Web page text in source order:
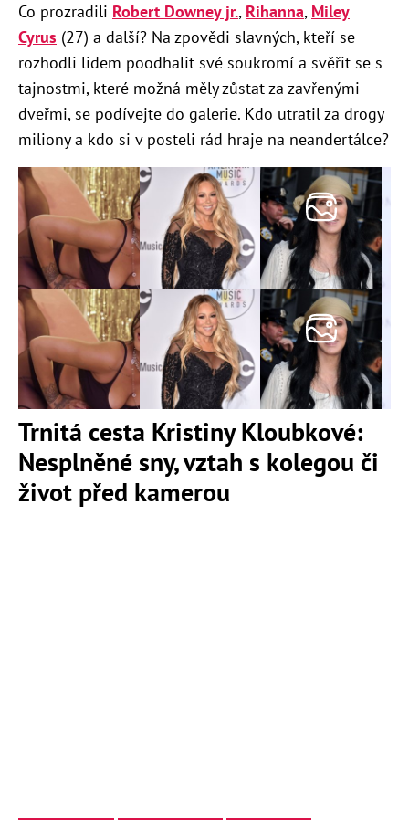
Co prozradili Robert Downey jr., Rihanna, Miley
Cyrus (27) a další? Na zpovědi slavných, kteří se
rozhodli lidem poodhalit své soukromí a svěřit se s
tajnostmi, které možná měly zůstat za zavřenými
dveřmi, se podívejte do galerie. Kdo utratil za drogy
miliony a kdo si v posteli rád hraje na neandertálce?
Trnitá cesta Kristiny Kloubkové:
Nesplněné sny, vztah s kolegou či
život před kamerou